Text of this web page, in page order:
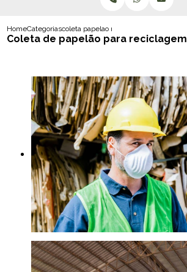
HomeCategoriascoleta papelao reciclagem
Coleta de papelão para reciclagem